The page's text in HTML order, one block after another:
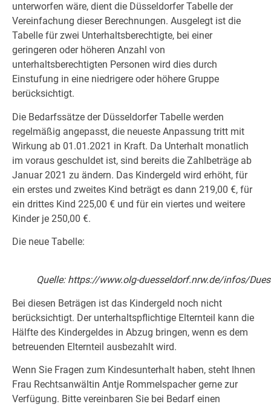
unterworfen wäre, dient die Düsseldorfer Tabelle der
Vereinfachung dieser Berechnungen. Ausgelegt ist die
Tabelle für zwei Unterhaltsberechtigte, bei einer
geringeren oder höheren Anzahl von
unterhaltsberechtigten Personen wird dies durch
Einstufung in eine niedrigere oder höhere Gruppe
berücksichtigt.
Die Bedarfssätze der Düsseldorfer Tabelle werden
regelmäßig angepasst, die neueste Anpassung tritt mit
Wirkung ab 01.01.2021 in Kraft. Da Unterhalt monatlich
im voraus geschuldet ist, sind bereits die Zahlbeträge ab
Januar 2021 zu ändern. Das Kindergeld wird erhöht, für
ein erstes und zweites Kind beträgt es dann 219,00 €, für
ein drittes Kind 225,00 € und für ein viertes und weitere
Kinder je 250,00 €.
Die neue Tabelle:
Quelle: https://www.olg-duesseldorf.nrw.de/infos/
Bei diesen Beträgen ist das Kindergeld noch nicht
berücksichtigt. Der unterhaltspflichtige Elternteil kann die
Hälfte des Kindergeldes in Abzug bringen, wenn es dem
betreuenden Elternteil ausbezahlt wird.
Wenn Sie Fragen zum Kindesunterhalt haben, steht Ihnen
Frau Rechtsanwältin Antje Rommelspacher gerne zur
Verfügung. Bitte vereinbaren Sie bei Bedarf einen